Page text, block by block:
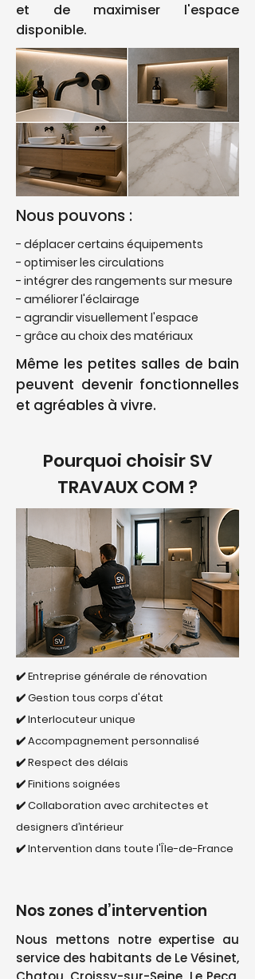
et de maximiser l'espace
disponible.
Nous pouvons :
- déplacer certains équipements
- optimiser les circulations
- intégrer des rangements sur mesure
- améliorer l'éclairage
- agrandir visuellement l'espace
- grâce au choix des matériaux
Même les petites salles de bain
peuvent devenir fonctionnelles
et agréables à vivre.
Pourquoi choisir SV
TRAVAUX COM ?
✔️ Entreprise générale de rénovation
✔️ Gestion tous corps d'état
✔️ Interlocuteur unique
✔️ Accompagnement personnalisé
✔️ Respect des délais
✔️ Finitions soignées
✔️ Collaboration avec architectes et
designers d’intérieur
✔️ Intervention dans toute l'Île-de-France
Nos zones d’intervention
Nous mettons notre expertise au
service des habitants de Le Vésinet,